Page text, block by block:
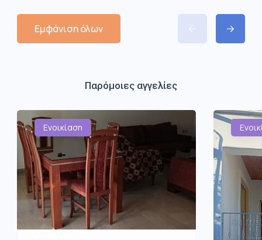
Εμφάνιση όλων
Παρόμοιες αγγελίες
Ενοικίαση